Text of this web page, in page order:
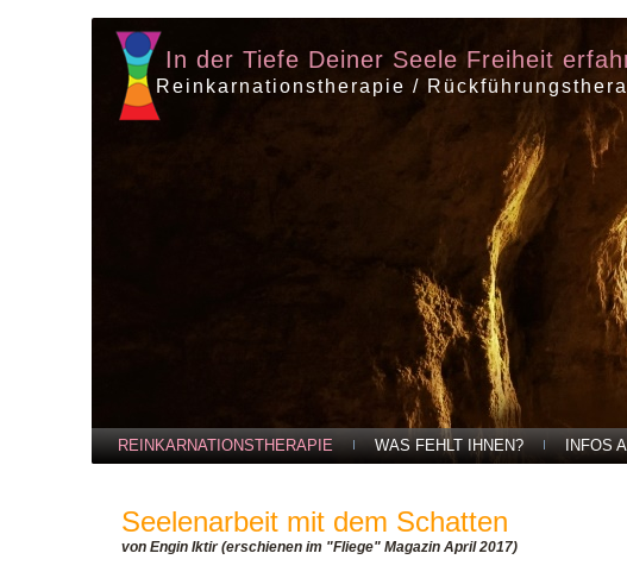
In der Tiefe Deiner Seele Freiheit
Reinkarnationstherapie /
REINKARNATIONSTHERAPIE WAS FEHLT IHNEN? INFOS
Seelenarbeit mit dem Schatten
von Engin Iktir (erschienen im "Fliege" Magazin April 2017)